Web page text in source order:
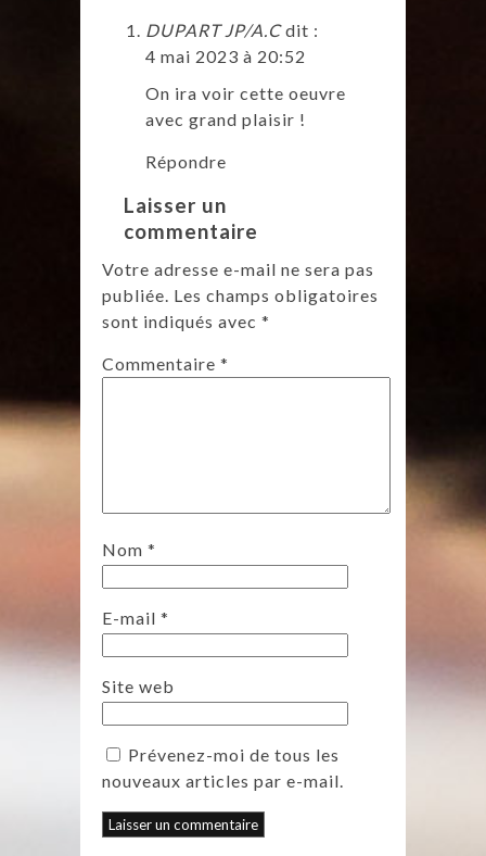
DUPART JP/A.C dit :
4 mai 2023 à 20:52
On ira voir cette oeuvre
avec grand plaisir !
Répondre
Laisser un
commentaire
Votre adresse e-mail ne sera pas
publiée. Les champs obligatoires
sont indiqués avec *
Commentaire *
Nom *
E-mail *
Site web
Prévenez-moi de tous les
nouveaux articles par e-mail.